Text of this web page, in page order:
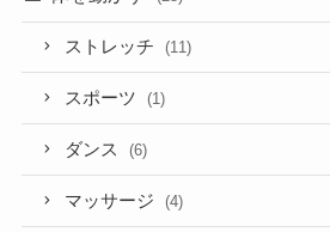
ストレッチ (11)
スポーツ (1)
ダンス (6)
マッサージ (4)